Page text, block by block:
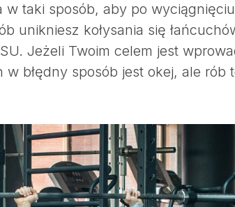
w taki sposób, aby po
unikniesz kołysania się
Jeżeli Twoim celem jest
w błędny sposób jest okej, ale rób